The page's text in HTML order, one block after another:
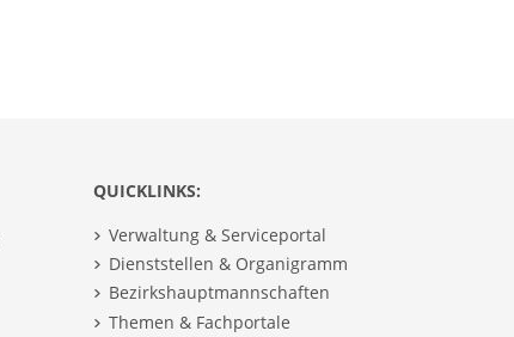
QUICKLINKS:
Verwaltung & Serviceportal
Dienststellen & Organigramm
Bezirkshauptmannschaften
Themen & Fachportale